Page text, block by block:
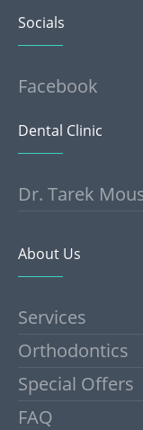
Socials
Facebook
Dental Clinic
Dr. Tarek
About Us
Services
Orthodontics
Special Offers
FAQ